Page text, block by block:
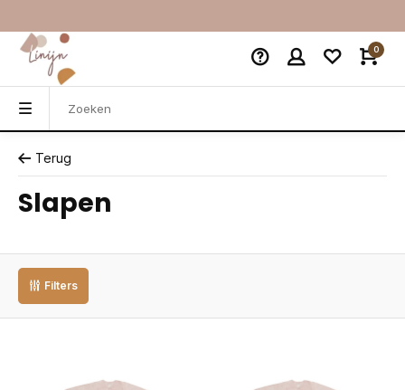
0
Terug
Slapen
Filters